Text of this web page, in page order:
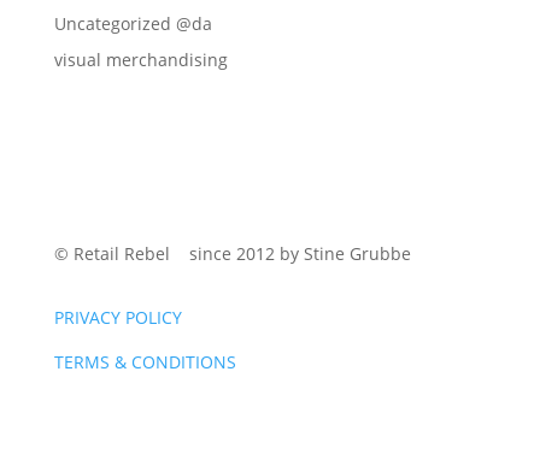
Uncategorized @da
visual merchandising
© Retail Rebel since 2012 by Stine Grubbe
PRIVACY POLICY
TERMS & CONDITIONS